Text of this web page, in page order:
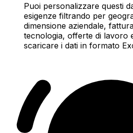
Puoi personalizzare questi
esigenze filtrando per
dimensione aziendale,
tecnologia, offerte di lavoro
scaricare i dati in formato